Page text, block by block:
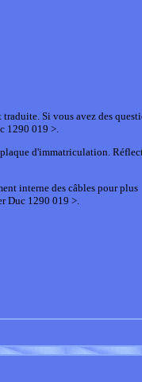
Si vous avez des
1290 019 >.
d'immatriculation.
interne des câbles pour plus
Duc 1290 019 >.